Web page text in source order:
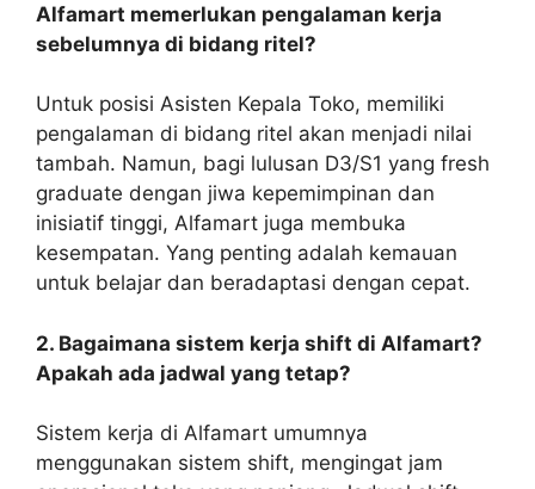
Alfamart memerlukan pengalaman kerja
sebelumnya di bidang ritel?
Untuk posisi Asisten Kepala Toko, memiliki
pengalaman di bidang ritel akan menjadi nilai
tambah. Namun, bagi lulusan D3/S1 yang fresh
graduate dengan jiwa kepemimpinan dan
inisiatif tinggi, Alfamart juga membuka
kesempatan. Yang penting adalah kemauan
untuk belajar dan beradaptasi dengan cepat.
2. Bagaimana sistem kerja shift di Alfamart?
Apakah ada jadwal yang tetap?
Sistem kerja di Alfamart umumnya
menggunakan sistem shift, mengingat jam